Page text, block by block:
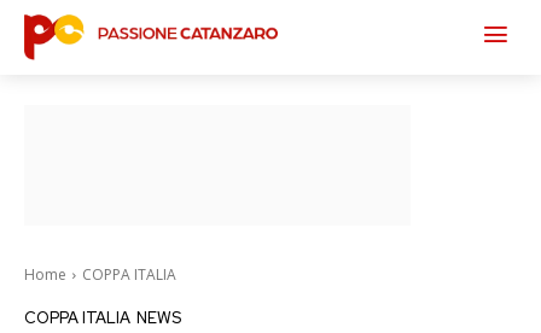
Home COPPA ITALIA
COPPA ITALIA NEWS